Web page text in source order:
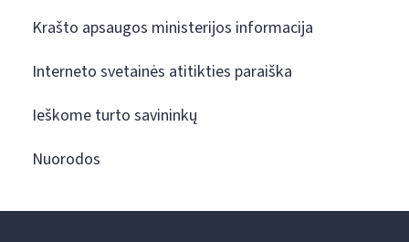
Krašto apsaugos ministerijos informacija
Interneto svetainės atitikties paraiška
Ieškome turto savininkų
Nuorodos